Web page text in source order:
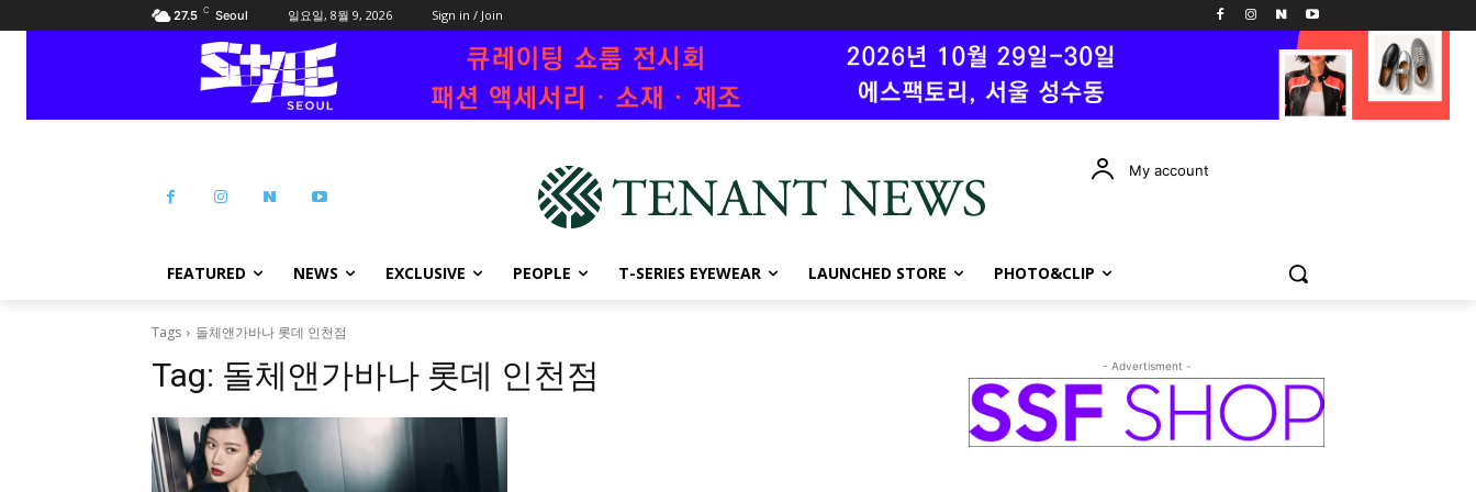
27.5 C Seoul 일요일, 8월 9, 2026 Sign in / Join
My account
FEATURED NEWS EXCLUSIVE PEOPLE T-SERIES EYEWEAR LAUNCHED STORE PHOTO&CLIP
Tags 돌체앤가바나 롯데 인천점
Tag: 돌체앤가바나 롯데 인천점 - Advertisment -